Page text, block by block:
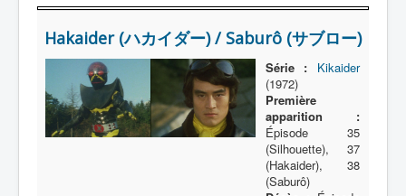
Acteur
Équipe
Personnage
Transformation
Équipement
Hakaider (ハカイダー) / Saburô (サブロー)
Série :
Kikaider
(1972)
Première
apparition :
Épisode 35
(Silhouette), 37
(Hakaider), 38
(Saburô)